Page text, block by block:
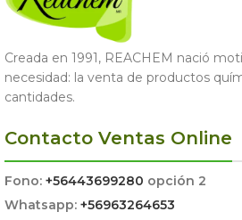
Creada en 1991, REACHEM nació
necesidad: la venta de productos
cantidades.
Contacto Ventas Online
Fono: +56443699280 opción 2
Whatsapp: +56963264653